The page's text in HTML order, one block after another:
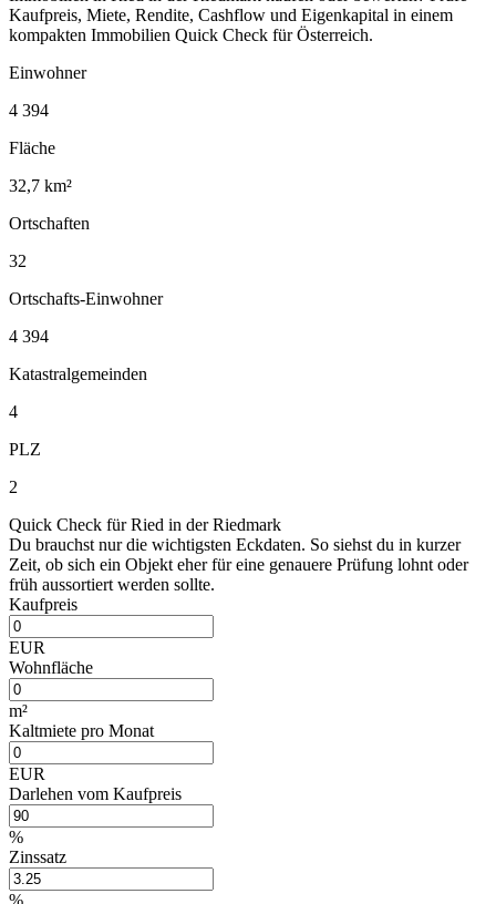
Kaufpreis, Miete, Rendite, Cashflow und Eigenkapital in einem
kompakten Immobilien Quick Check für Österreich.
Einwohner
4 394
Fläche
32,7 km²
Ortschaften
32
Ortschafts-Einwohner
4 394
Katastralgemeinden
4
PLZ
2
Quick Check für Ried in der Riedmark
Du brauchst nur die wichtigsten Eckdaten. So siehst du in kurzer
Zeit, ob sich ein Objekt eher für eine genauere Prüfung lohnt oder
früh aussortiert werden sollte.
Kaufpreis
EUR
Wohnfläche
m²
Kaltmiete pro Monat
EUR
Darlehen vom Kaufpreis
%
Zinssatz
%